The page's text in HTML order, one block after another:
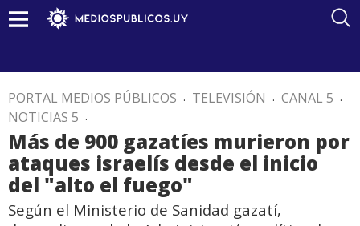
PORTAL MEDIOS PÚBLICOS . TELEVISIÓN . CANAL 5 .
NOTICIAS 5 .
Más de 900 gazatíes murieron por
ataques israelís desde el inicio
del "alto el fuego"
Según el Ministerio de Sanidad gazatí,